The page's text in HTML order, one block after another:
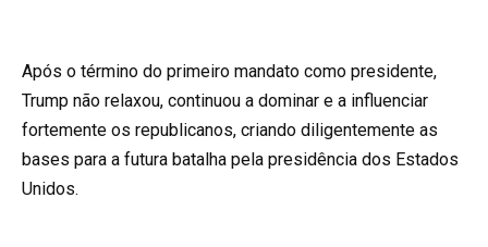
Após o término do primeiro mandato como presidente,
Trump não relaxou, continuou a dominar e a influenciar
fortemente os republicanos, criando diligentemente as
bases para a futura batalha pela presidência dos Estados
Unidos.